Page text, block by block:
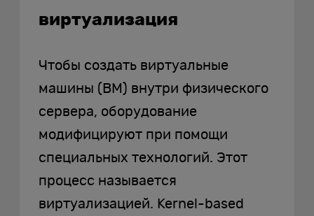
виртуализация
Чтобы создать виртуальные
машины (ВМ) внутри физического
сервера, оборудование
модифицируют при помощи
специальных технологий. Этот
процесс называется
виртуализацией. Kernel-based